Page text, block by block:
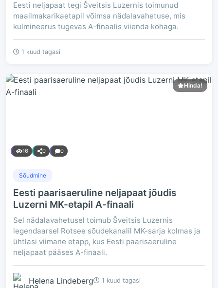
Eesti neljapaat tegi Šveitsis Luzernis toimunud
maailmakarikaetapil võimsa nädalavahetuse, mis
kulmineerus tugevas A-finaalis viienda kohaga.
1 kuud tagasi
Hinda!
16 0 0
Sõudmine
Eesti paarisaeruline neljapaat jõudis
Luzerni MK-etapil A-finaali
Sel nädalavahetusel toimub Šveitsis Luzernis
legendaarsel Rotsee sõudekanalil MK-sarja kolmas ja
ühtlasi viimane etapp, kus Eesti paarisaeruline
neljapaat pääses A-finaali.
Helena Lindeberg 1 kuud tagasi